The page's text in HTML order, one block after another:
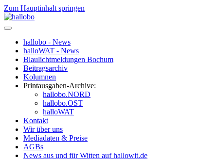
Zum Hauptinhalt springen
hallobo - News
halloWAT - News
Blaulichtmeldungen Bochum
Beitragsarchiv
Kolumnen
Printausgaben-Archive:
hallobo.NORD
hallobo.OST
halloWAT
Kontakt
Wir über uns
Mediadaten & Preise
AGBs
News aus und für Witten auf hallowit.de